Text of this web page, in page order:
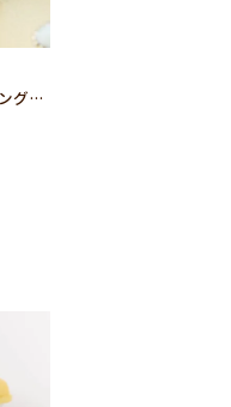
エトワールショコラ リング（ライトブルー）